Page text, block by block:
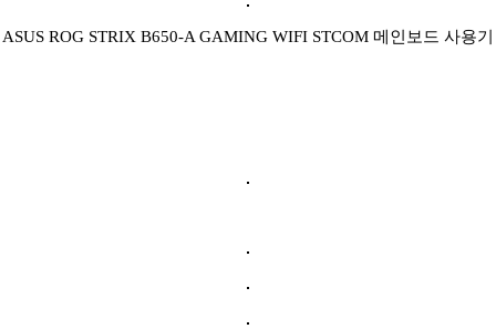
ASUS ROG STRIX B650-A GAMING WIFI STCOM 메인보드 사용기